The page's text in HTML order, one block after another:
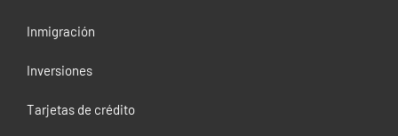
Inmigración
Inversiones
Tarjetas de crédito